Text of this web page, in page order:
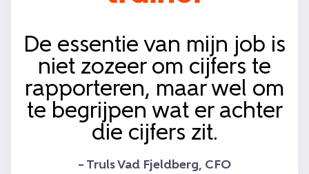
De essentie van mijn job is
niet zozeer om cijfers te
rapporteren, maar wel om
te begrijpen wat er achter
die cijfers zit.
– Truls Vad Fjeldberg, CFO